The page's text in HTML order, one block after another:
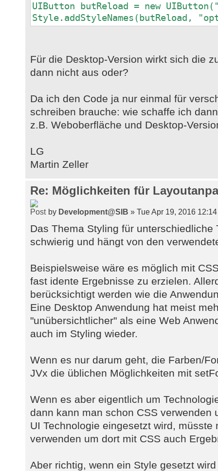
UIButton butReload = new
Style.addStyleNames(butReload,
Für die Desktop-Version wirkt sich die
dann nicht aus oder?
Da ich den Code ja nur einmal für
schreiben brauche: wie schaffe ich
z.B. Weboberfläche und Desktop-
LG
Martin Zeller
Re: Möglichkeiten für
by Development@SIB » Tue Apr 19, 2016
Das Thema Styling für unterschiedliche
schwierig und hängt von den
Beispielsweise wäre es möglich mit
fast idente Ergebnisse zu erzielen.
berücksichtigt werden wie die
Eine Desktop Anwendung hat meist
"unübersichtlicher" als eine Web
auch im Styling wieder.
Wenn es nur darum geht, die Farben/
JVx die üblichen Möglichkeiten mit
Wenn es aber eigentlich um
dann kann man schon CSS verwenden
UI Technologie eingesetzt wird, müsste
verwenden um dort mit CSS auch
Aber richtig, wenn ein Style gesetzt